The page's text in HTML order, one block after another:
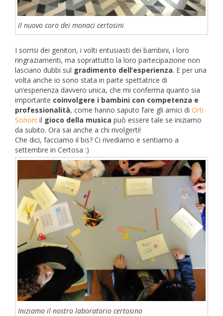
Il nuovo coro dei monaci certosini
I sorrisi dei genitori, i volti entusiasti dei bambini, i loro
ringraziamenti, ma soprattutto la loro partecipazione non
lasciano dubbi sul gradimento dell’esperienza. E per una
volta anche io sono stata in parte spettatrice di
un’esperienza davvero unica, che mi conferma quanto sia
importante coinvolgere i bambini con competenza e
professionalità, come hanno saputo fare gli amici di Orti
Sonori: il gioco della musica può essere tale se iniziamo
da subito. Ora sai anche a chi rivolgerti!
Che dici, facciamo il bis? Ci rivediamo e sentiamo a
settembre in Certosa :)
Iniziamo il nostro laboratorio certosino